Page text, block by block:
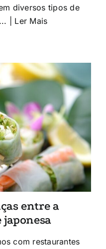
diversos tipos de
| Ler Mais
entre a
com restaurantes